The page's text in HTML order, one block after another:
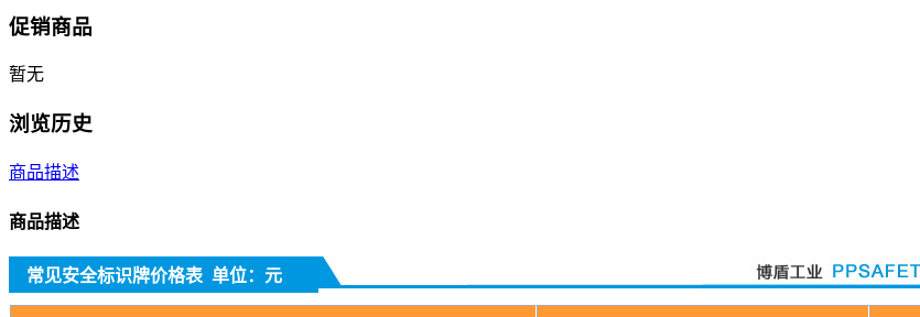
促销商品
暂无
浏览历史
商品描述
商品描述
常见安全标识牌价格表 单位：元